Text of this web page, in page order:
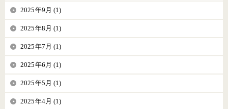
2025年9月 (1)
2025年8月 (1)
2025年7月 (1)
2025年6月 (1)
2025年5月 (1)
2025年4月 (1)